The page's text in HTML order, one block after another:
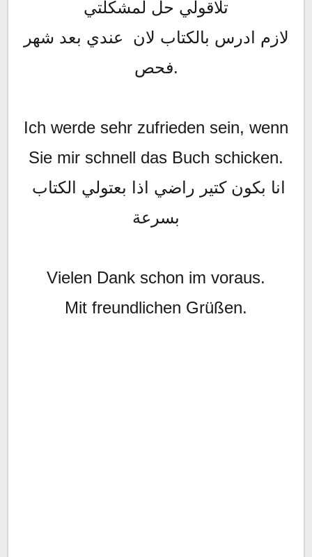
تلاقولي حل لمشكلتي
لازم ادرس بالكتاب لان عندي بعد شهر
فحص.
Ich werde sehr zufrieden sein, wenn
Sie mir schnell das Buch schicken.
بسرعة
Vielen Dank schon im voraus.
Mit freundlichen Grüßen.